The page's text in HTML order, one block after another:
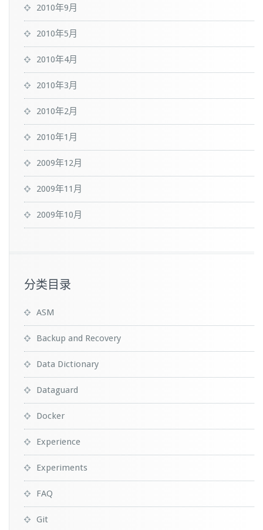
2010年9月
2010年5月
2010年4月
2010年3月
2010年2月
2010年1月
2009年12月
2009年11月
2009年10月
分类目录
ASM
Backup and Recovery
Data Dictionary
Dataguard
Docker
Experience
Experiments
FAQ
Git